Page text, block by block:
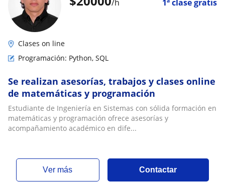
/h 1ª clase gratis
Clases on line
Programación: Python, SQL
Se realizan asesorías, trabajos y clases online
de matemáticas y programación
Estudiante de Ingeniería en Sistemas con sólida formación en
matemáticas y programación ofrece asesorías y
acompañamiento académico en dife...
ver más Contactar